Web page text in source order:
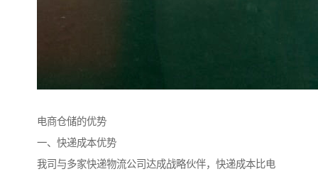
电商仓储的优势
一、快递成本优势
我司与多家快递物流公司达成战略伙伴，快递成本比电